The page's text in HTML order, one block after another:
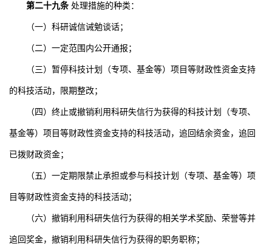
第二十九条 处理措施的种类：
（一）科研诚信诫勉谈话；
（二）一定范围内公开通报；
（三）暂停科技计划（专项、基金等）项目等财政性资金支持
的科技活动，限期整改；
（四）终止或撤销利用科研失信行为获得的科技计划（专项、
基金等）项目等财政性资金支持的科技活动，追回结余资金，追回
已拨财政资金；
（五）一定期限禁止承担或参与科技计划（专项、基金等）项
目等财政性资金支持的科技活动；
（六）撤销利用科研失信行为获得的相关学术奖励、荣誉等并
追回奖金，撤销利用科研失信行为获得的职务职称；